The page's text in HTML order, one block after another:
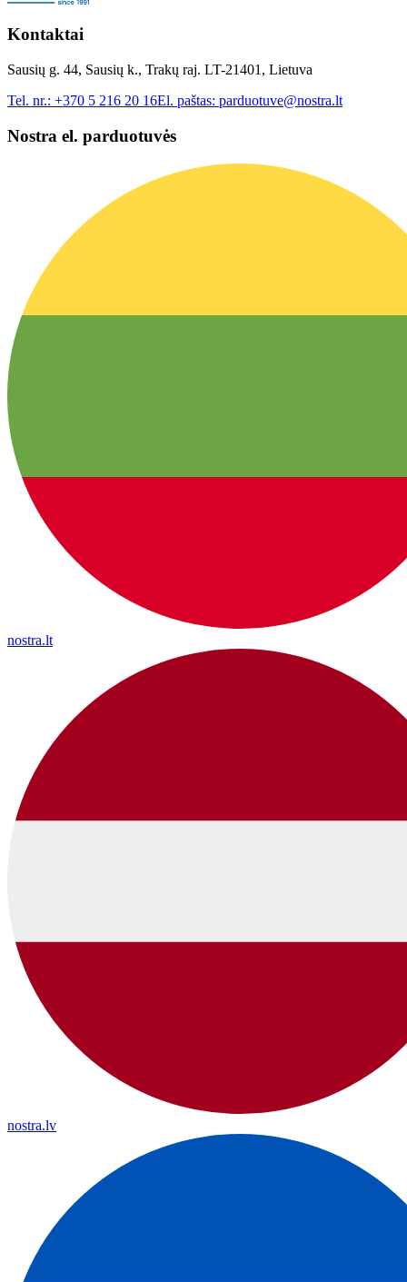
Kontaktai
Sausių g. 44, Sausių k., Trakų raj. LT-21401, Lietuva
Tel. nr.: +370 5 216 20 16El. paštas: parduotuve@nostra.lt
Nostra el. parduotuvės
nostra.lt
nostra.lv